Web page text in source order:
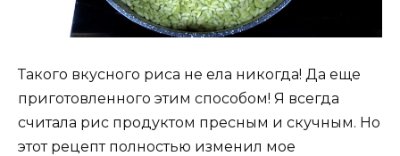
Такого вкусного риса не ела никогда! Да еще
приготовленного этим способом! Я всегда
считала рис продуктом пресным и скучным. Но
этот рецепт полностью изменил мое